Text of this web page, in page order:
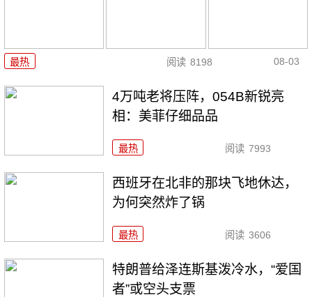
最热 阅读 8198 08-03
4万吨老将压阵，054B新锐亮
相：美菲仔细品品
最热 阅读 7993
西班牙在北非的那块飞地休达，
为何突然炸了锅
最热 阅读 3606
特朗普给泽连斯基泼冷水，“爱国
者”或空头支票